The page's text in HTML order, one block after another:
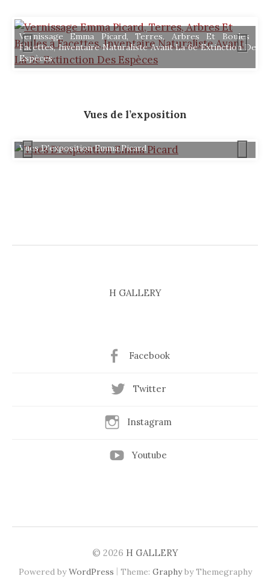
Vernissage Emma Picard, Terres, Arbres Et Boules à
Facettes, Inventaire Naturaliste Avant La 6e Extinction Des
Espèces
Vues de l’exposition
Vues D'exposition Emma Picard
H GALLERY
Facebook
Twitter
Instagram
Youtube
© 2026 H GALLERY
Powered byWordPress | Theme: Graphyby Themegraphy